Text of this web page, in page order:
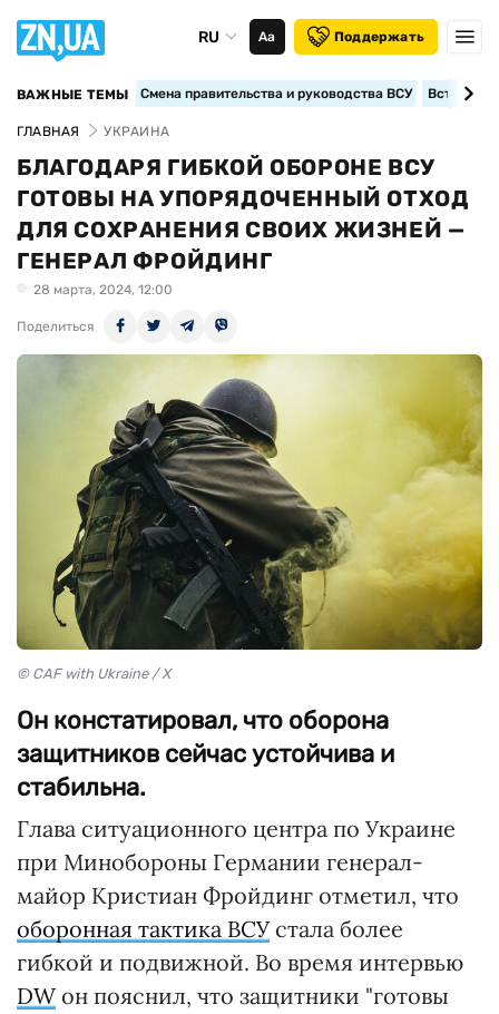
RU Аа Поддержать
ВАЖНЫЕ ТЕМЫ Смена правительства и руководства ВСУ
ГЛАВНАЯ УКРАИНА
БЛАГОДАРЯ ГИБКОЙ ОБОРОНЕ ВСУ
ГОТОВЫ НА УПОРЯДОЧЕННЫЙ ОТХОД
ДЛЯ СОХРАНЕНИЯ СВОИХ ЖИЗНЕЙ —
ГЕНЕРАЛ ФРОЙДИНГ
28 марта, 2024, 12:00
Поделиться
© CAF with Ukraine / X
Он констатировал, что оборона
защитников сейчас устойчива и
стабильна.
Глава ситуационного центра по Украине
при Минобороны Германии генерал-
майор Кристиан Фройдинг отметил, что
оборонная тактика ВСУстала более
гибкой и подвижной. Во время интервью
DWон пояснил, что защитники "готовы